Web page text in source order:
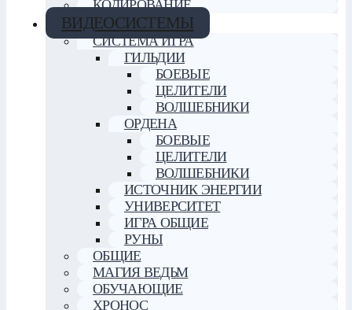
КОДИРОВАНИЕ
ВИДЕОСИСТЕМЫ
СИСТЕМА ИГРА
ГИЛЬДИИ
БОЕВЫЕ
ЦЕЛИТЕЛИ
ВОЛШЕБНИКИ
ОРДЕНА
БОЕВЫЕ
ЦЕЛИТЕЛИ
ВОЛШЕБНИКИ
ИСТОЧНИК ЭНЕРГИИ
УНИВЕРСИТЕТ
ИГРА ОБЩИЕ
РУНЫ
ОБЩИЕ
МАГИЯ ВЕДЬМ
ОБУЧАЮЩИЕ
ХРОНОС